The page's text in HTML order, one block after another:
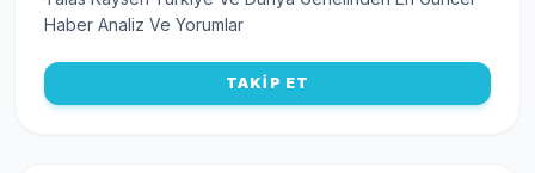
Haber Analiz Ve Yorumlar
TAKİP ET